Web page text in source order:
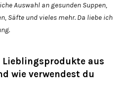
Auswahl an gesunden Suppen,
Säfte und vieles mehr. Da liebe ich
Lieblingsprodukte aus
wie verwendest du